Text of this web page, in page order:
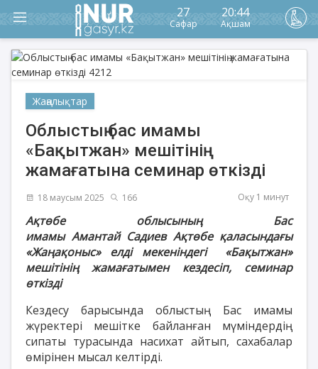
27
Сафар
20:44
Ақшам
Жаңалықтар
Облыстың бас имамы
«Бақытжан» мешітінің
жамағатына семинар өткізді
18 маусым 2025 166 Оқу 1 минут
Ақтөбе облысының Бас
имамы Амантай Садиев Ақтөбе қаласындағы
«Жаңақоныс» елді мекеніндегі
«Бақытжан»
мешітінің жамағатымен кездесіп, семинар
өткізді
Кездесу барысында облыстың Бас имамы
жүректері мешітке байланған мүміндердің
сипаты турасында насихат айтып, сахабалар
өмірінен мысал келтірді.